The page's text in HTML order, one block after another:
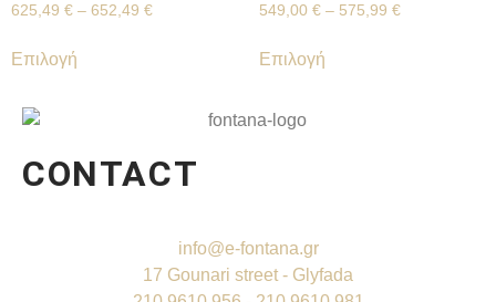
625,49 € – 652,49 €
Επιλογή
549,00 € – 575,99 €
Επιλογή
CONTACT
info@e-fontana.gr
17 Gounari street - Glyfada